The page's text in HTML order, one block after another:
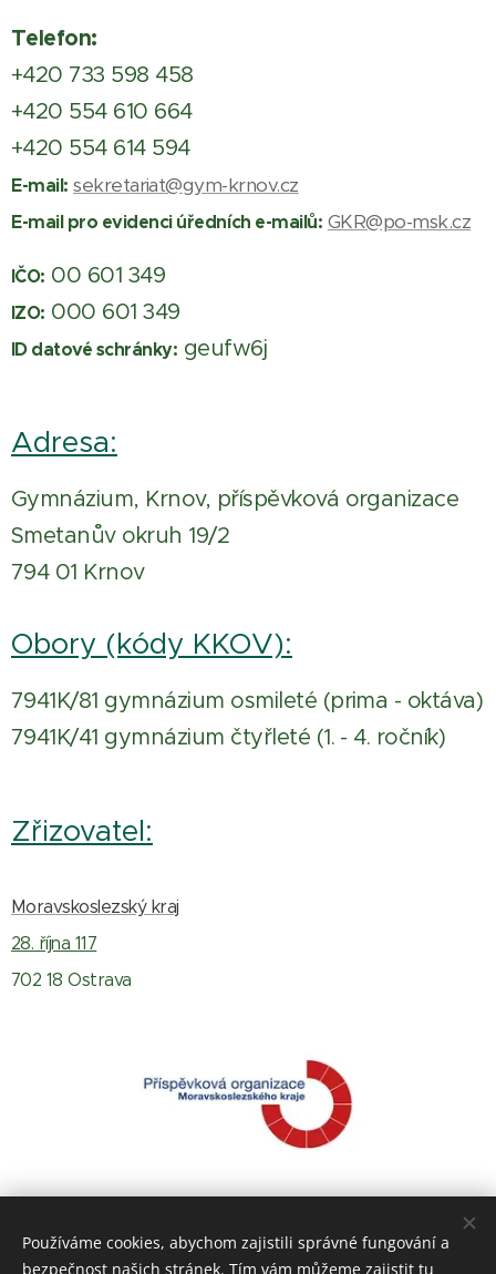
Telefon:
+420 733 598 458
+420 554 610 664
+420 554 614 594
E-mail: sekretariat@gym-krnov.cz
E-mail pro evidenci úředních e-mailů: GKR@po-msk.cz
IČO: 00 601 349
IZO: 000 601 349
ID datové schránky: geufw6j
Adresa:
Gymnázium, Krnov, příspěvková organizace
Smetanův okruh 19/2
794 01 Krnov
Obory (kódy KKOV):
7941K/81 gymnázium osmileté (prima - oktáva)
7941K/41 gymnázium čtyřleté (1. - 4. ročník)
Zřizovatel:
Moravskoslezský kraj
28. října 117
702 18 Ostrava
Používáme cookies, abychom zajistili správné fungování a
bezpečnost našich stránek. Tím vám můžeme zajistit tu